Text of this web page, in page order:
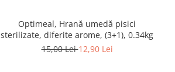
Optimeal, Hrană umedă pisici
sterilizate, diferite arome, (3+1), 0.34kg
15,00 Lei12,90 Lei